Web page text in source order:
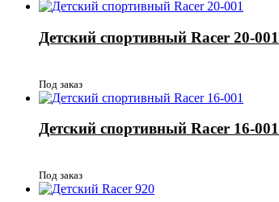
Детский спортивный Racer 20-001
Под заказ
Детский спортивный Racer 16-001
Под заказ